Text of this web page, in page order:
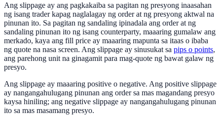
Ang slippage ay ang pagkakaiba sa pagitan ng presyong inaasahan
ng isang trader kapag naglalagay ng order at ng presyong aktwal na
pinunan ito. Sa pagitan ng sandaling ipinadala ang order at ng
sandaling pinunan ito ng isang counterparty, maaaring gumalaw ang
merkado, kaya ang fill price ay maaaring mapunta sa itaas o ibaba
ng quote na nasa screen. Ang slippage ay sinusukat sa pips o points,
ang parehong unit na ginagamit para mag-quote ng bawat galaw ng
presyo.
Ang slippage ay maaaring positive o negative. Ang positive slippage
ay nangangahulugang pinunan ang order sa mas magandang presyo
kaysa hiniling; ang negative slippage ay nangangahulugang pinunan
ito sa mas masamang presyo.